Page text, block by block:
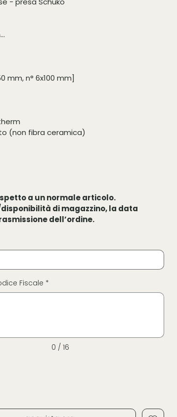
mm, n° 6x100 mm]
(non fibra ceramica)
a un normale articolo.
di magazzino, la data
dell’ordine.
Fiscale *
0 / 16